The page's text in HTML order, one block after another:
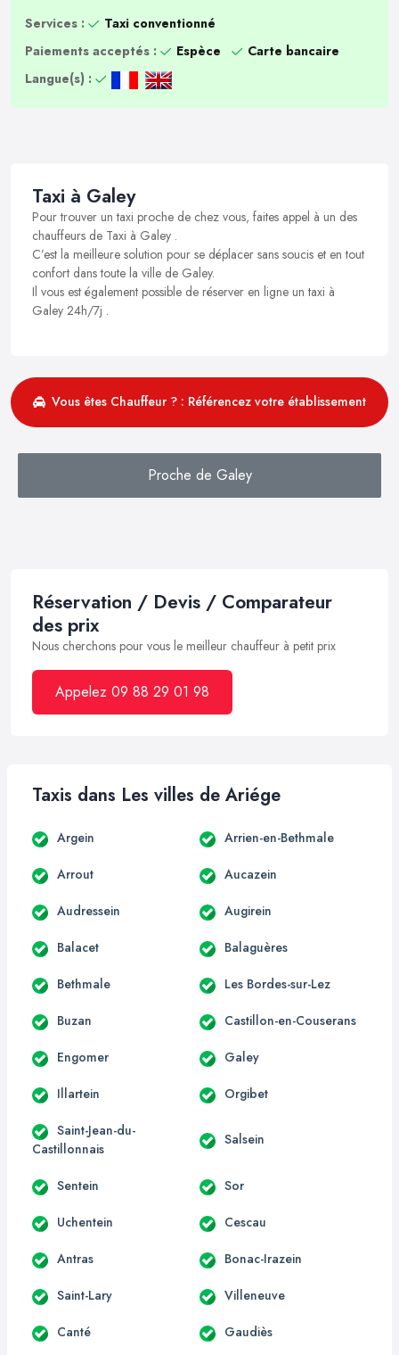
Services :
Taxi conventionné
Paiements acceptés :
Espèce
Carte bancaire
Langue(s) :
Taxi à Galey
Pour trouver un taxi proche de chez vous, faites appel à un des
chauffeurs de Taxi à Galey .
C’est la meilleure solution pour se déplacer sans soucis et en tout
confort dans toute la ville de Galey.
Il vous est également possible de réserver en ligne un taxi à
Galey 24h/7j .
Vous êtes Chauffeur ? : Référencez votre établissement
Proche de Galey
Réservation / Devis / Comparateur
des prix
Nous cherchons pour vous le meilleur chauffeur à petit prix
Appelez 09 88 29 01 98
Taxis dans Les villes de Ariége
Argein Arrien-en-Bethmale
Arrout Aucazein
Audressein Augirein
Balacet Balaguères
Bethmale Les Bordes-sur-Lez
Buzan Castillon-en-Couserans
Engomer Galey
Illartein Orgibet
Saint-Jean-du-
Castillonnais
Salsein
Sentein Sor
Uchentein Cescau
Antras Bonac-Irazein
Saint-Lary Villeneuve
Canté Gaudiès